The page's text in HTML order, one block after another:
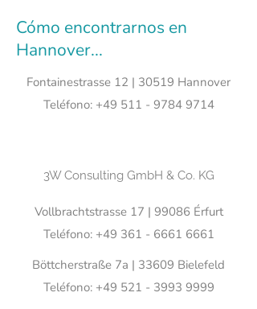
Cómo encontrarnos en
Hannover...
Fontainestrasse 12 | 30519 Hannover
Teléfono: +49 511 - 9784 9714
3W Consulting GmbH & Co. KG
Vollbrachtstrasse 17 | 99086 Érfurt
Teléfono: +49 361 - 6661 6661
Böttcherstraße 7a | 33609 Bielefeld
Teléfono: +49 521 - 3993 9999